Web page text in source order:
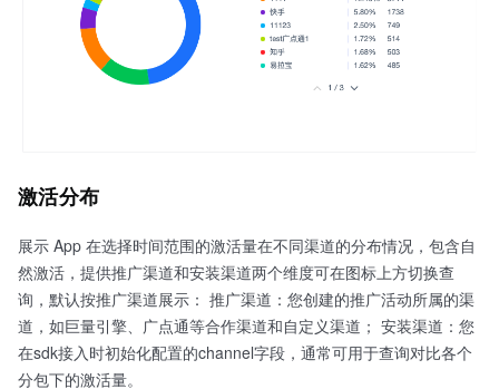
激活分布
展示 App 在选择时间范围的激活量在不同渠道的分布情况，包含自
然激活，提供推广渠道和安装渠道两个维度可在图标上方切换查
询，默认按推广渠道展示： 推广渠道：您创建的推广活动所属的渠
道，如巨量引擎、广点通等合作渠道和自定义渠道； 安装渠道：您
在sdk接入时初始化配置的channel字段，通常可用于查询对比各个
分包下的激活量。